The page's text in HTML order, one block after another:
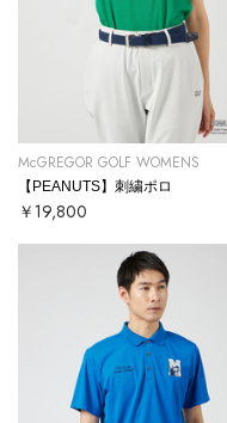
McGREGOR GOLF WOMENS
【PEANUTS】刺繍ポロ
￥19,800